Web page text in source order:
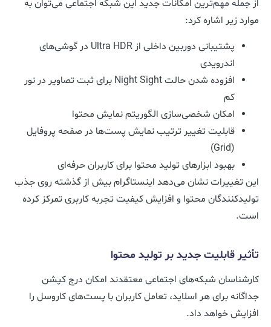
از جمله مهم‌ترین امکانات جدید این شبکه اجتماعی می‌توان به
موارد زیر اشاره کرد:
پشتیبانی دوربین داخلی از Ultra HDR در گوشی‌های
اندرویدی
افزوده شدن حالت Night Sight برای ثبت تصاویر در نور
کم
امکان شخصی‌سازی الگوریتم نمایش محتوا
قابلیت تغییر ترتیب نمایش پست‌ها در صفحه پروفایل
(Grid)
بهبود ابزارهای تولید محتوا برای کاربران حرفه‌ای
این تغییرات نشان می‌دهد اینستاگرام بیش از گذشته روی جذب
تولیدکنندگان محتوا و افزایش کیفیت تجربه کاربری تمرکز کرده
است.
تأثیر قابلیت جدید بر تولید محتوا
کارشناسان شبکه‌های اجتماعی معتقدند امکان درج کپشن
جداگانه برای هر اسلاید، تعامل کاربران با پست‌های کاروسل را
افزایش خواهد داد.